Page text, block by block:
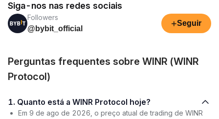
Siga-nos nas redes sociais
Followers
@bybit_official
+Seguir
Perguntas frequentes sobre WINR (WINR
Protocol)
1. Quanto está a WINR Protocol hoje?
Em 9 de ago de 2026, o preço atual de trading de WINR